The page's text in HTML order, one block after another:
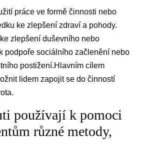
práce ve formě činnosti nebo
ke zlepšení zdraví a pohody.
zlepšení duševního nebo
podpoře sociálního začlenění nebo
postižení.Hlavním cílem
lidem zapojit se do činností
používají k pomoci
různé metody,